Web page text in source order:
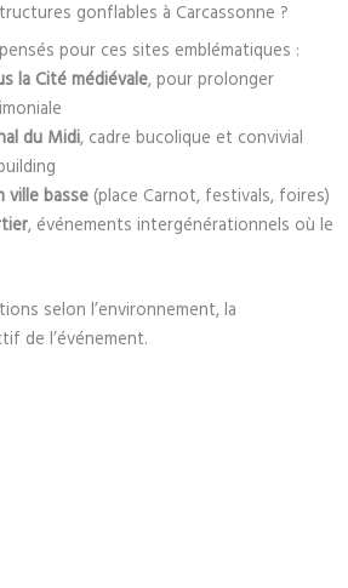
gonflables à Carcassonne ?
pour ces sites emblématiques :
la Cité médiévale, pour prolonger
du Midi, cadre bucolique et convivial
ville basse (place Carnot, festivals, foires)
, événements intergénérationnels où le
selon l’environnement, la
de l’événement.